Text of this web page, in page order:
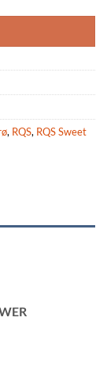
, RQS, RQS Sweet